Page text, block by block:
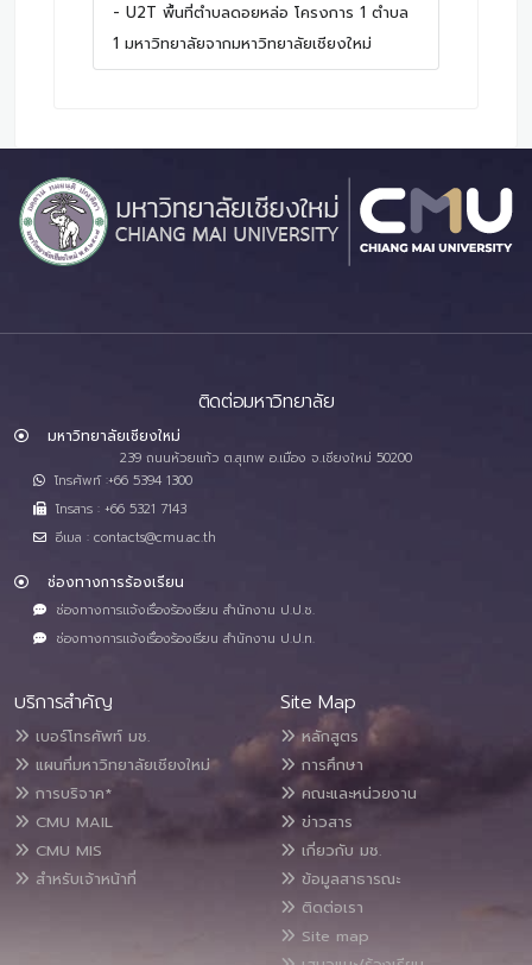
- U2T พื้นที่ตำบลดอยหล่อ โครงการ 1 ตำบล
1 มหาวิทยาลัยจากมหาวิทยาลัยเชียงใหม่
ติดต่อมหาวิทยาลัย
มหาวิทยาลัยเชียงใหม่
239 ถนนห้วยแก้ว ต.สุเทพ อ.เมือง จ.เชียงใหม่ 50200
โทรศัพท์ :+66 5394 1300
โทรสาร : +66 5321 7143
อีเมล : contacts@cmu.ac.th
ช่องทางการร้องเรียน
ช่องทางการแจ้งเรื่องร้องเรียน สำนักงาน ป.ป.ช.
ช่องทางการแจ้งเรื่องร้องเรียน สำนักงาน ป.ป.ท.
บริการสำคัญ
เบอร์โทรศัพท์ มช.
แผนที่มหาวิทยาลัยเชียงใหม่
การบริจาค*
CMU MAIL
CMU MIS
สำหรับเจ้าหน้าที่
Site Map
หลักสูตร
การศึกษา
คณะและหน่วยงาน
ข่าวสาร
เกี่ยวกับ มช.
ข้อมูลสาธารณะ
ติดต่อเรา
Site map